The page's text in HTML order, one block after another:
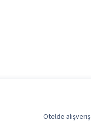
Otelde alışveriş